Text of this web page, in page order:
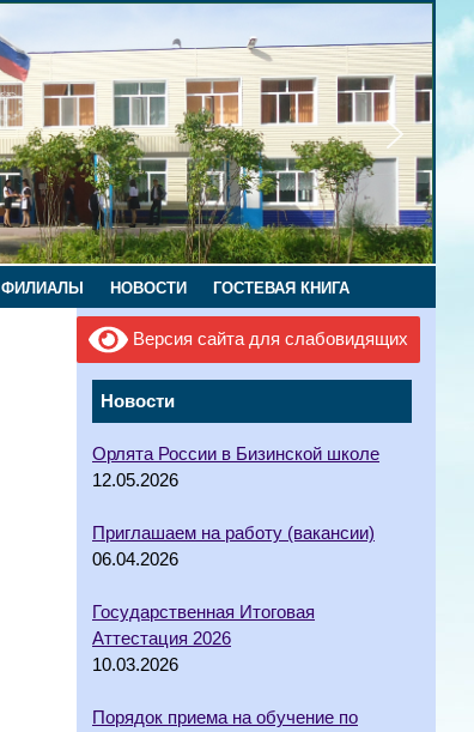
ФИЛИАЛЫ НОВОСТИ ГОСТЕВАЯ КНИГА
Версия сайта для слабовидящих
Новости
Орлята России в Бизинской школе
12.05.2026
Приглашаем на работу (вакансии)
06.04.2026
Государственная Итоговая
Аттестация 2026
10.03.2026
Порядок приема на обучение по